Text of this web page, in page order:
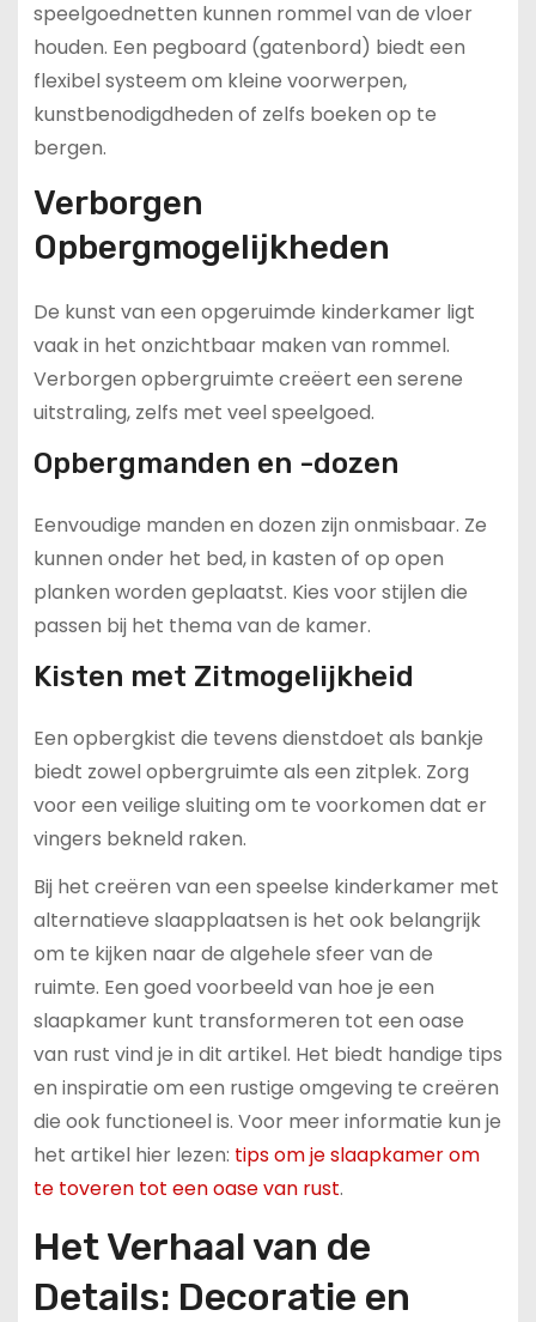
speelgoednetten kunnen rommel van de vloer
houden. Een pegboard (gatenbord) biedt een
flexibel systeem om kleine voorwerpen,
kunstbenodigdheden of zelfs boeken op te
bergen.
Verborgen
Opbergmogelijkheden
De kunst van een opgeruimde kinderkamer ligt
vaak in het onzichtbaar maken van rommel.
Verborgen opbergruimte creëert een serene
uitstraling, zelfs met veel speelgoed.
Opbergmanden en -dozen
Eenvoudige manden en dozen zijn onmisbaar. Ze
kunnen onder het bed, in kasten of op open
planken worden geplaatst. Kies voor stijlen die
passen bij het thema van de kamer.
Kisten met Zitmogelijkheid
Een opbergkist die tevens dienstdoet als bankje
biedt zowel opbergruimte als een zitplek. Zorg
voor een veilige sluiting om te voorkomen dat er
vingers bekneld raken.
Bij het creëren van een speelse kinderkamer met
alternatieve slaapplaatsen is het ook belangrijk
om te kijken naar de algehele sfeer van de
ruimte. Een goed voorbeeld van hoe je een
slaapkamer kunt transformeren tot een oase
van rust vind je in dit artikel. Het biedt handige tips
en inspiratie om een rustige omgeving te creëren
die ook functioneel is. Voor meer informatie kun je
het artikel hier lezen: tips om je slaapkamer om
te toveren tot een oase van rust.
Het Verhaal van de
Details: Decoratie en